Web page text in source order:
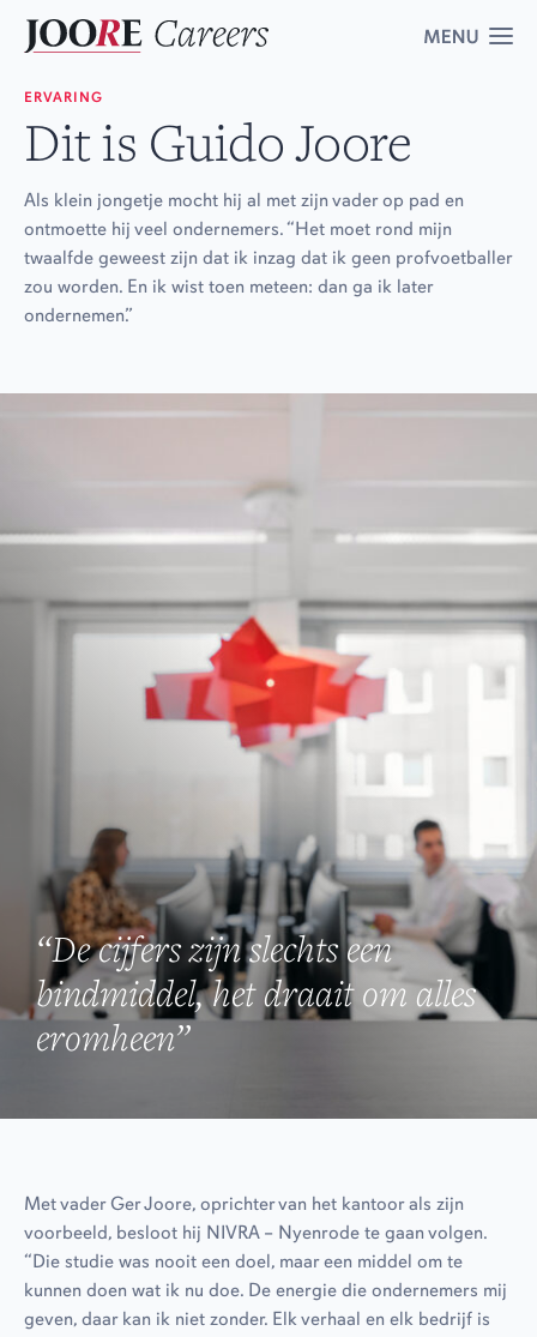
Vacatures 5
Over ons
Ervaringen
ERVARING
Dit is Guido Joore
Als klein jongetje mocht hij al met zijn vader op pad en
ontmoette hij veel ondernemers. “Het moet rond mijn
twaalfde geweest zijn dat ik inzag dat ik geen profvoetballer
zou worden. En ik wist toen meteen: dan ga ik later
ondernemen.”
“De cijfers zijn slechts een
bindmiddel, het draait om alles
eromheen”
Met vader Ger Joore, oprichter van het kantoor als zijn
voorbeeld, besloot hij NIVRA – Nyenrode te gaan volgen.
“Die studie was nooit een doel, maar een middel om te
kunnen doen wat ik nu doe. De energie die ondernemers mij
geven, daar kan ik niet zonder. Elk verhaal en elk bedrijf is